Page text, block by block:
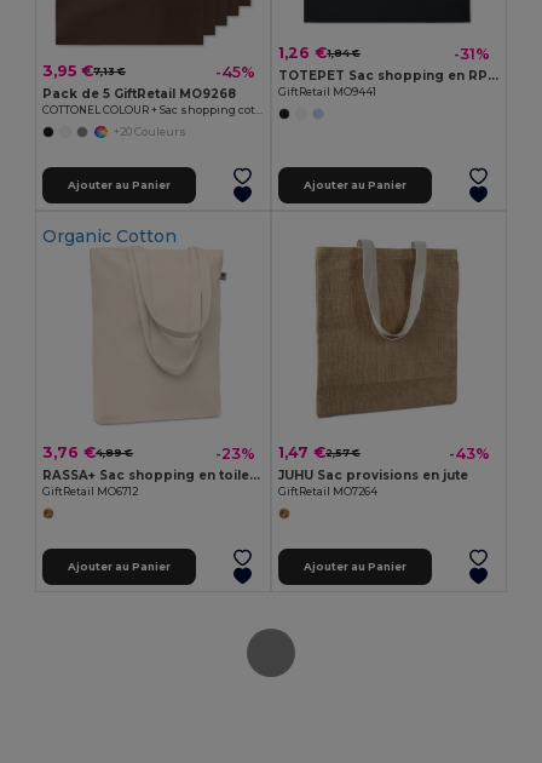
3,95 €7,13 € -45%
Pack de 5 GiftRetail MO9268
COTTONEL COLOUR + Sac shopping coton 140gr/m²
+20 Couleurs
Ajouter au Panier
1,26 €1,84 € -31%
TOTEPET Sac shopping en RPET
GiftRetail MO9441
Ajouter au Panier
Organic Cotton
3,76 €4,89 € -23%
RASSA+ Sac shopping en toile 280 gr/m²
GiftRetail MO6712
Ajouter au Panier
1,47 €2,57 € -43%
JUHU Sac provisions en jute
GiftRetail MO7264
Ajouter au Panier